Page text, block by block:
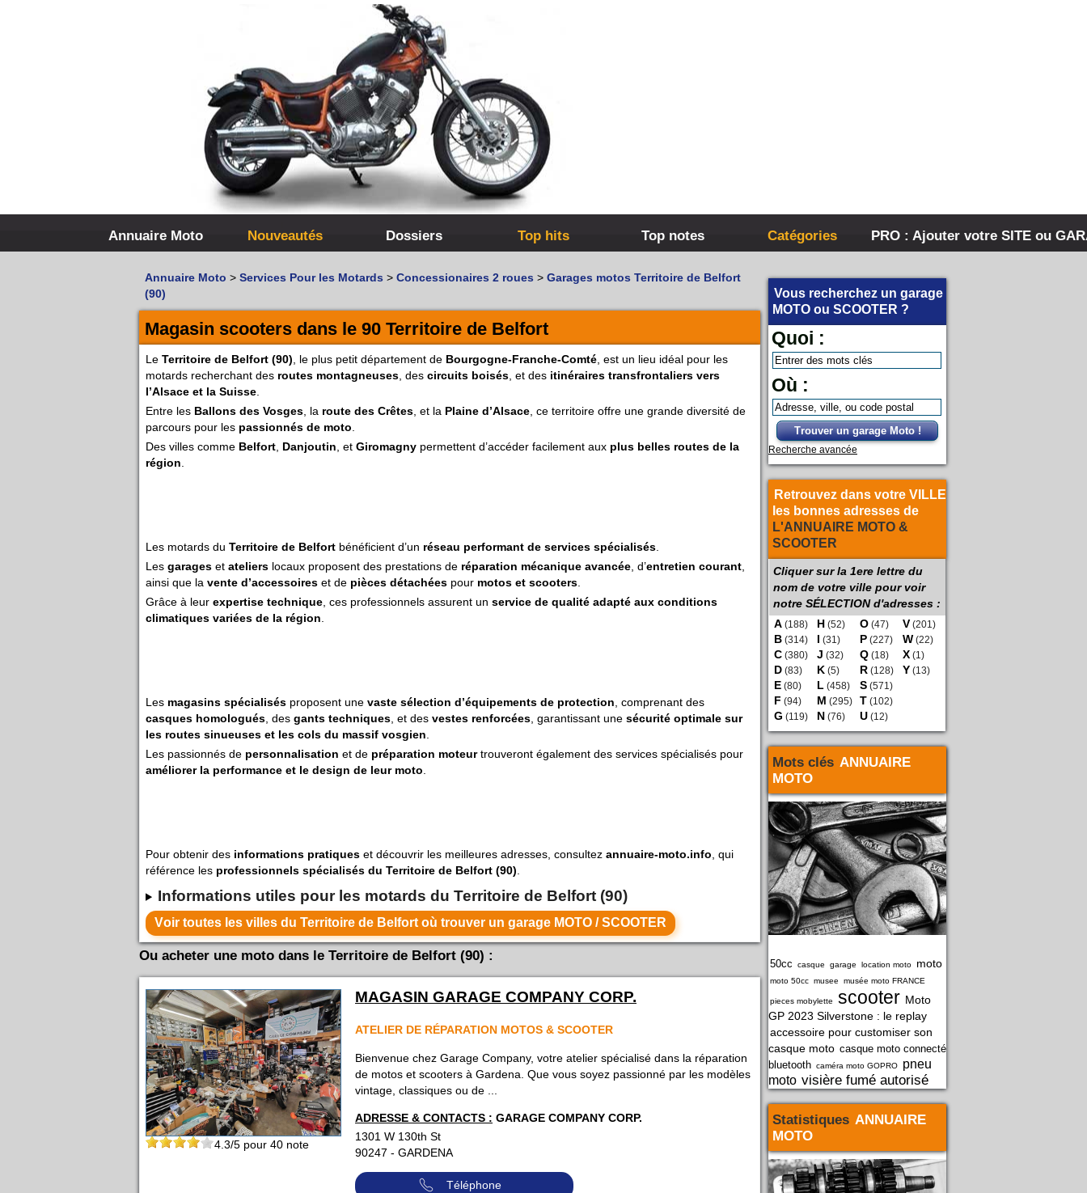
Annuaire Moto Nouveautés Dossiers Top hits Top notes Catégories PRO : Ajouter votre SITE ou
Vous recherchez un garage
MOTO ou SCOOTER ?
Quoi :
Où :
Trouver un garage Moto !
Recherche avancée
Retrouvez dans votre VILLE
les bonnes adresses de
L'ANNUAIRE MOTO &
SCOOTER
Cliquer sur la 1ere lettre du
nom de votre ville pour voir
notre SÉLECTION d'adresses :
A (188)
B (314)
C (380)
D (83)
E (80)
F (94)
G (119)
H (52)
I (31)
J (32)
K (5)
L (458)
M (295)
N (76)
O (47)
P (227)
Q (18)
R (128)
S (571)
T (102)
U (12)
V (201)
W (22)
X (1)
Y (13)
Mots clés ANNUAIRE
MOTO
50cc casque garage location moto moto
moto 50cc musee musée moto FRANCE
pieces mobylette scooter Moto
GP 2023 Silverstone : le replay
accessoire pour customiser son
casque moto casque moto connecté
bluetooth caméra moto GOPRO
pneu
moto visière fumé autorisé
Statistiques ANNUAIRE
MOTO
Annuaire Moto > Services Pour les Motards > Concessionaires 2 roues > Garages motos Territoire de Belfort
(90)
Magasin scooters dans le 90 Territoire de Belfort
Le Territoire de Belfort (90) , le plus petit département de Bourgogne-Franche-Comté , est un lieu idéal pour les
motards recherchant des routes montagneuses , des circuits boisés , et des itinéraires transfrontaliers vers
l’Alsace et la Suisse
Entre les Ballons des Vosges , la route des Crêtes , et la Plaine d’Alsace , ce territoire offre une grande diversité de
parcours pour les passionnés de moto
Des villes comme Belfort Danjoutin , et Giromagny permettent d’accéder facilement aux plus belles routes de la
région
Les motards du Territoire de Belfort bénéficient d’un réseau performant de services spécialisés
Les garages et ateliers locaux proposent des prestations de réparation mécanique avancée , d’entretien courant
ainsi que la vente d’accessoires et de pièces détachées pour motos et scooters
Grâce à leur expertise technique , ces professionnels assurent un service de qualité adapté aux conditions
climatiques variées de la région
Les magasins spécialisés proposent une vaste sélection d’équipements de protection , comprenant des
casques homologués , des gants techniques , et des vestes renforcées , garantissant une sécurité optimale sur
les routes sinueuses et les cols du massif vosgien
Les passionnés de personnalisation et de préparation moteurtrouveront également des services spécialisés pour
améliorer la performance et le design de leur moto
Pour obtenir des informations pratiques et découvrir les meilleures adresses, consultez annuaire-moto.info , qui
référence les professionnels spécialisés du Territoire de Belfort (90)
Informations utiles pour les motards du Territoire de Belfort (90)
Voir toutes les villes du Territoire de Belfort où trouver un garage MOTO / SCOOTER
Ou acheter une moto dans le Territoire de Belfort (90) :
4.3/5 pour 40 note
MAGASIN GARAGE COMPANY CORP.
ATELIER DE RÉPARATION MOTOS & SCOOTER
Bienvenue chez Garage Company, votre atelier spécialisé dans la réparation
de motos et scooters à Gardena. Que vous soyez passionné par les modèles
vintage, classiques ou de ...
ADRESSE & CONTACTS : GARAGE COMPANY CORP.
1301 W 130th St
90247 - GARDENA
Téléphone